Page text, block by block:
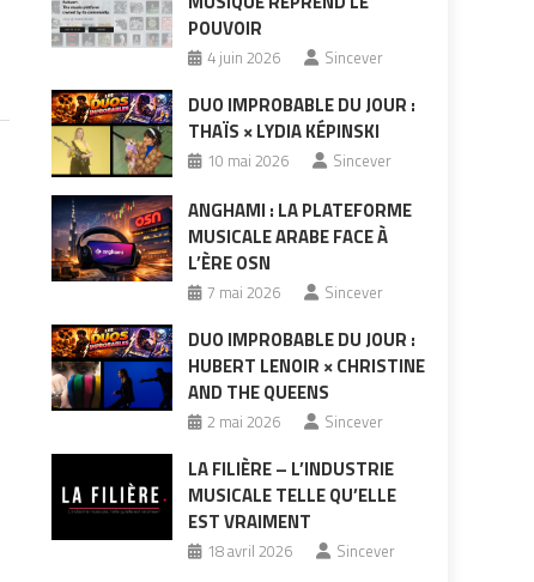
POUVOIR
4 juin 2026 Sincever
DUO IMPROBABLE DU JOUR :
THAÏS × LYDIA KÉPINSKI
10 mai 2026 Sincever
ANGHAMI : LA PLATEFORME
MUSICALE ARABE FACE À
L’ÈRE OSN
7 mai 2026 Sincever
DUO IMPROBABLE DU JOUR :
HUBERT LENOIR × CHRISTINE
AND THE QUEENS
2 mai 2026 Sincever
LA FILIÈRE – L’INDUSTRIE
MUSICALE TELLE QU’ELLE
EST VRAIMENT
18 avril 2026 Sincever